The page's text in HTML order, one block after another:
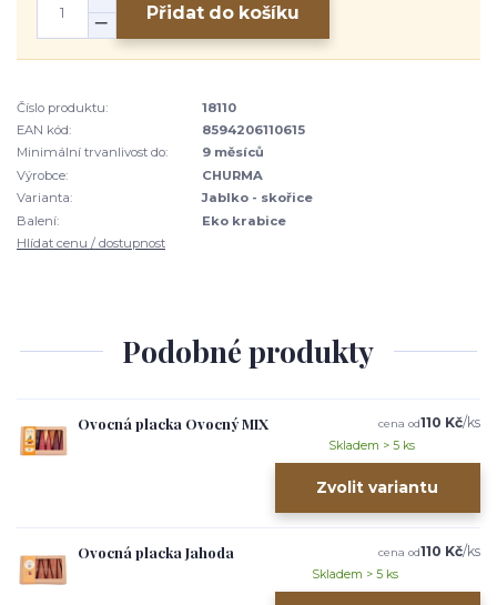
Přidat do košíku
Číslo produktu:
18110
EAN kód:
8594206110615
Minimální trvanlivost do:
9 měsíců
Výrobce:
CHURMA
Varianta:
Jablko - skořice
Balení:
Eko krabice
Hlídat cenu / dostupnost
Podobné produkty
Ovocná placka Ovocný MIX cena od110 Kč/ks
Skladem > 5 ks
Zvolit variantu
Ovocná placka Jahoda cena od110 Kč/ks
Skladem > 5 ks